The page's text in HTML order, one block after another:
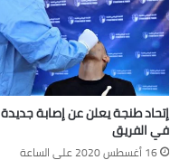
إتحاد طنجة يعلن عن إصابة جديدة
في الفريق
16 أغسطس 2020 على الساعة